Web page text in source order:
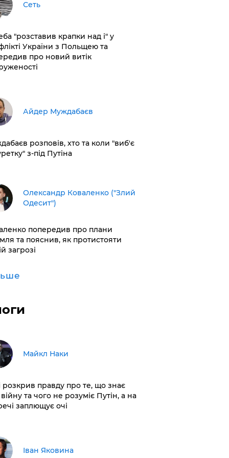
Сеть
"розставив крапки над і" у
України з Польщею та
про новий витік
Айдер Муждабаєв
розповів, хто та коли "виб'є
з-під Путіна
Олександр Коваленко ("Злий
Одесит")
попередив про плани
та пояснив, як протистояти
загрозі
Майкл Наки
розкрив правду про те, що знає
та чого не розуміє Путін, а на
заплющує очі
Іван Яковина